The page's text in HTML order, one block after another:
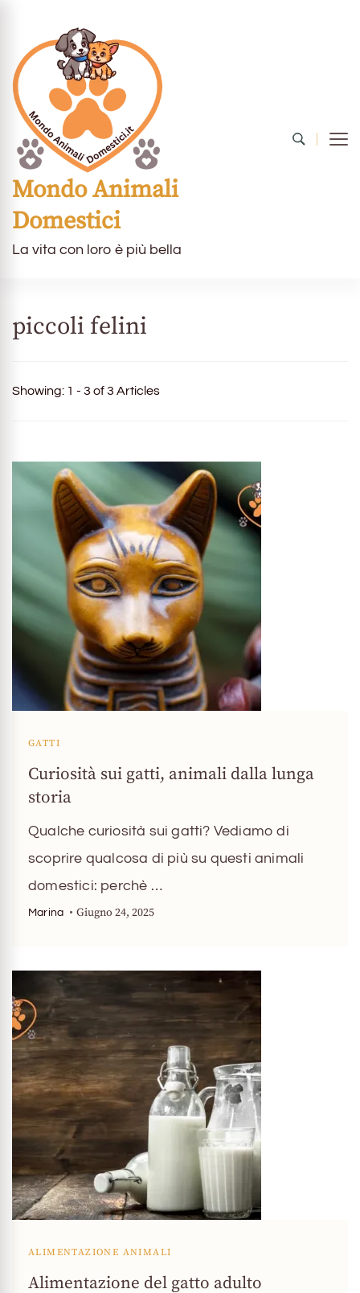
Mondo Animali
Domestici
La vita con loro è più bella
piccoli felini
Showing: 1 - 3 of 3 Articles
GATTI
Curiosità sui gatti, animali dalla lunga
storia
Qualche curiosità sui gatti? Vediamo di
scoprire qualcosa di più su questi animali
domestici: perchè …
Marina Giugno 24, 2025
ALIMENTAZIONE ANIMALI
Alimentazione del gatto adulto